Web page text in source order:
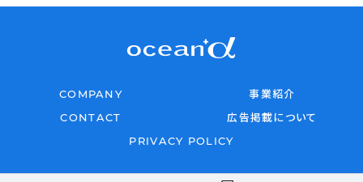
COMPANY
事業紹介
CONTACT
広告掲載について
PRIVACY POLICY